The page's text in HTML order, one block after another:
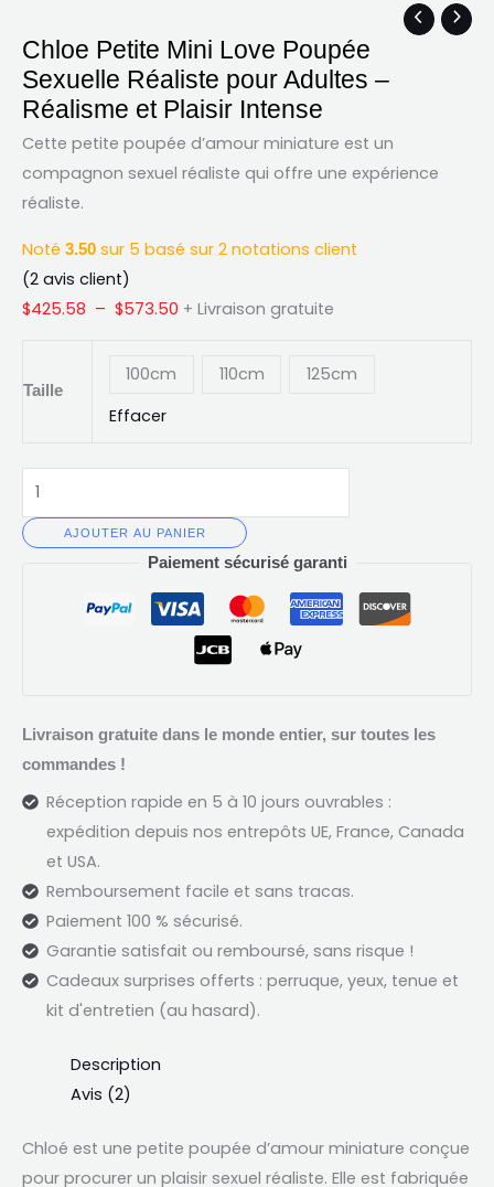
Chloe Petite Mini Love Poupée
Sexuelle Réaliste pour Adultes –
Réalisme et Plaisir Intense
Cette petite poupée d’amour miniature est un
compagnon sexuel réaliste qui offre une expérience
réaliste.
Noté 3.50 sur 5 basé sur 2 notations client
(2 avis client)
$425.58 – $573.50
de
prix :
$425.58
à
$573.50
+ Livraison gratuite
Taille
100cm 110cm
125cm
Effacer
de
Chloe
Petite
Mini
Love
Poupée
Réaliste
pour
Adultes
Intense
AJOUTER AU PANIER
Paiement sécurisé garanti
Livraison gratuite dans le monde entier, sur toutes les
commandes !
Réception rapide en 5 à 10 jours ouvrables :
expédition depuis nos entrepôts UE, France, Canada
et USA.
Remboursement facile et sans tracas.
Paiement 100 % sécurisé.
Garantie satisfait ou remboursé, sans risque !
Cadeaux surprises offerts : perruque, yeux, tenue et
kit d'entretien (au hasard).
Description
Avis (2)
Chloé est une petite poupée d’amour miniature conçue
pour procurer un plaisir sexuel réaliste. Elle est fabriquée